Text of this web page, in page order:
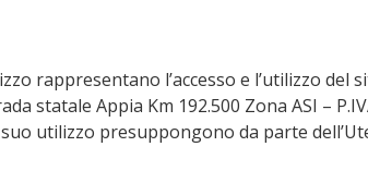
rappresentano l’accesso e l’utilizzo
statale Appia Km 192.500 Zona ASI –
suo utilizzo presuppongono da parte